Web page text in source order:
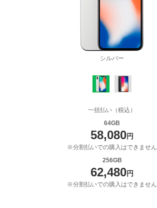
シルバー
一括払い（税込）
64GB
58,080円
※分割払いでの購入はできません
256GB
62,480円
※分割払いでの購入はできません